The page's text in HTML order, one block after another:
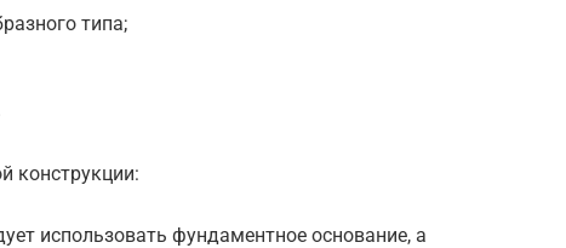
типа;
конструкции:
использовать фундаментное основание, а